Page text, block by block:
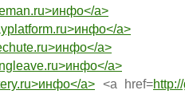
a>
a>
a>
a>
a> <a href=